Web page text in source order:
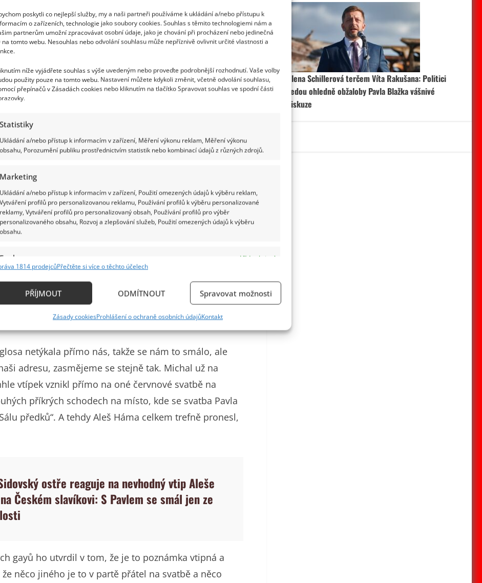
poskytli co nejlepší služby, my a naši partneři používáme k ukládání a/nebo přístupu k
o zařízeních, technologie jako soubory cookies. Souhlas s těmito technologiemi nám a
partnerům umožní zpracovávat osobní údaje, jako je chování při procházení nebo jedinečná
na tomto webu. Nesouhlas nebo odvolání souhlasu může nepříznivě ovlivnit určité vlastnosti a
níže vyjádřete souhlas s výše uvedeným nebo proveďte podrobnější rozhodnutí. Vaše volby
použity pouze na tomto webu. Nastavení můžete kdykoli změnit, včetně odvolání souhlasu,
přepínačů v Zásadách cookies nebo kliknutím na tlačítko Spravovat souhlas ve spodní části
Statistiky
Ukládání a/nebo přístup k informacím v zařízení, Měření výkonu reklam, Měření výkonu
obsahu, Porozumění publiku prostřednictvím statistik nebo kombinací údajů z různých zdrojů.
Marketing
Ukládání a/nebo přístup k informacím v zařízení, Použití omezených údajů k výběru reklam,
Vytváření profilů pro personalizovanou reklamu, Používání profilů k výběru personalizované
reklamy, Vytváření profilů pro personalizovaný obsah, Používání profilů pro výběr
personalizovaného obsahu, Rozvoj a zlepšování služeb, Použití omezených údajů k výběru
obsahu.
Funkce
Vždy aktivní
Identifikace zařízení na základě automaticky přenášených informací.
základě aktivně vyžádaných informací.
Zajištění bezpečnosti, předcházení a zjišťování podvodů a
odstraňování chyb, Poskytování a zobrazování reklamy a
obsahu, Ukládání a sdělování voleb ochrany osobních údajů.
1814 prodejcůPřečtěte si více o těchto účelech
PŘÍJMOUT ODMÍTNOUT Spravovat možnosti
Zásady cookiesProhlášení o ochraně osobních údajůKontakt
pro magazín In-Lifestyle
Aleš Háma a jeho vtip?
A musím říct, že jsem rád, že to udělal. Kolem
že jsme nestačili zírat.
že se to mohlo dotknout některých jejich blízkých a
který je tak trochu na hraně, a proto jsme se při
zasmáli.
netýkala přímo nás, takže se nám to smálo, ale
adresu, zasmějeme se stejně tak. Michal už na
vtípek vznikl přímo na oné červnové svatbě na
příkrých schodech na místo, kde se svatba Pavla
předků“. A tehdy Aleš Háma celkem trefně pronesl,
ostře reaguje na nevhodný vtip Aleše
Českém slavíkovi: S Pavlem se smál jen ze
gayů ho utvrdil v tom, že je to poznámka vtipná a
něco jiného je to v partě přátel na svatbě a něco
Alena Schillerová terčem Víta Rakušana: Politici
vedou ohledně obžaloby Pavla Blažka vášnivé
diskuze